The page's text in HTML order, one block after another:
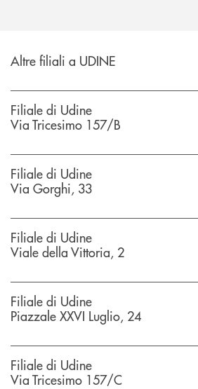
Altre filiali a UDINE
Filiale di Udine
Via Tricesimo 157/B
Filiale di Udine
Via Gorghi, 33
Filiale di Udine
Viale della Vittoria, 2
Filiale di Udine
Piazzale XXVI Luglio, 24
Filiale di Udine
Via Tricesimo 157/C